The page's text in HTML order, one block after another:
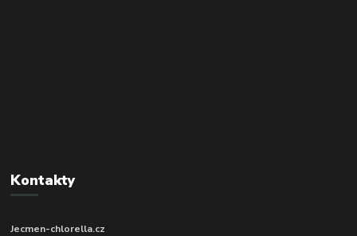
Kontakty
Jecmen-chlorella.cz